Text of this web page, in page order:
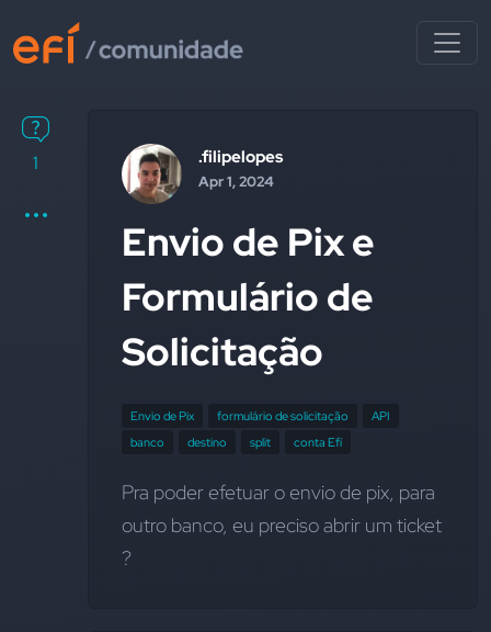
1 .filipelopes
Apr 1, 2024
Envio de Pix e
Formulário de
Solicitação
Envio de Pix formulário de solicitação
API
banco
destino split conta Efí
Pra poder efetuar o envio de pix, para
outro banco, eu preciso abrir um ticket
?